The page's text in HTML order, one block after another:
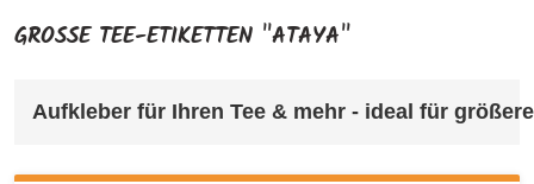
GROSSE TEE-ETIKETTEN "ATAYA"
Aufkleber für Ihren Tee & mehr - ideal für